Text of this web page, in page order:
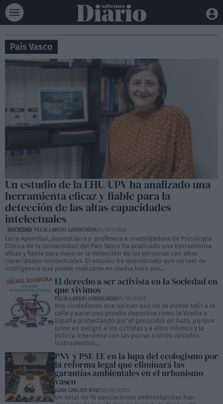
País Vasco
Un estudio de la EHU/UPV ha analizado una
herramienta eficaz y fiable para la
detección de las altas capacidades
intelectuales
SOCIEDAD FÉLIX LAREKI GARMENDIA26/03/2026
Leire Aperribai, donostiarra y profesora e investigadora de Psicología
Clínica de la Universidad del País Vasco ha analizado una herramienta
eficaz y fiable para mejorar la detección de las personas con altas
capacidades intelectuales. El estudio ha demostrado que un test de
inteligencia que puede realizarse en media hora por...
El derecho a ser activista en la Sociedad en
que vivimos
FÉLIX LAREKI GARMENDIA05/10/2025
Hay ciudadanos que opinan que no se puede salir a la
calle y parar una prueba deportiva como la Vuelta a
España protestando por el genocidio en Gaza, porque
pone en peligro a los ciclistas y a ellos mismos y la
policía interviene con las porras y otros variados
instrumentos...
PNV y PSE-EE en la lupa del ecologismo por
la reforma legal que eliminará las
garantías ambientales en el urbanismo
vasco
JUAN CARLOS RUIZ10/09/2025
Un total de 16 asociaciones ambientalistas han